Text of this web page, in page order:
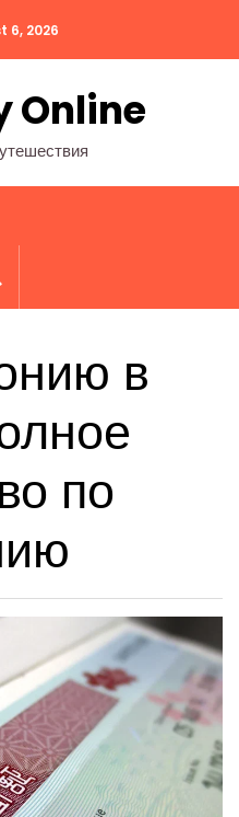
6, 2026
Online
в
по